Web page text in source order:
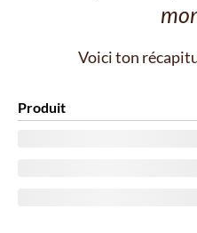
Voici ton
Produit